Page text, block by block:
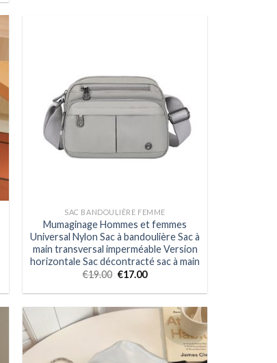
SAC BANDOULIÈRE FEMME
Mumaginage Hommes et femmes
Universal Nylon Sac à bandoulière Sac à
main transversal imperméable Version
horizontale Sac décontracté sac à main
€19.00 €17.00